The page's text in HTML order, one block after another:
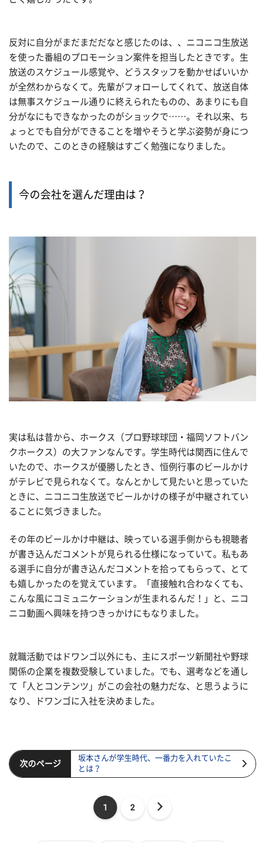
反対に自分がまだまだだなと感じたのは、、ニコニコ生放送
を使った番組のプロモーション案件を担当したときです。生
放送のスケジュール感覚や、どうスタッフを動かせばいいか
が全然わからなくて。先輩がフォローしてくれて、放送自体
は無事スケジュール通りに終えられたものの、あまりにも自
分がなにもできなかったのがショックで……。それ以来、ち
ょっとでも自分ができることを増やそうと学ぶ姿勢が身につ
いたので、このときの経験はすごく勉強になりました。
今の会社を選んだ理由は？
実は私は昔から、ホークス（プロ野球球団・福岡ソフトバン
クホークス）の大ファンなんです。学生時代は関西に住んで
いたので、ホークスが優勝したとき、恒例行事のビールかけ
がテレビで見られなくて。なんとかして見たいと思っていた
ときに、ニコニコ生放送でビールかけの様子が中継されてい
ることに気づきました。
その年のビールかけ中継は、映っている選手側からも視聴者
が書き込んだコメントが見られる仕様になっていて。私もあ
る選手に自分が書き込んだコメントを拾ってもらって、とて
も嬉しかったのを覚えています。「直接触れ合わなくても、
こんな風にコミュニケーションが生まれるんだ！」と、ニコ
ニコ動画へ興味を持つきっかけにもなりました。
就職活動ではドワンゴ以外にも、主にスポーツ新聞社や野球
関係の企業を複数受験していました。でも、選考などを通し
て「人とコンテンツ」がこの会社の魅力だな、と思うように
なり、ドワンゴに入社を決めました。
次のページ
坂本さんが学生時代、一番力を入れていたこ
とは？
1 2